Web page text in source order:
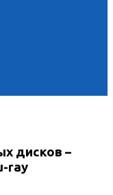
дисков –
ray